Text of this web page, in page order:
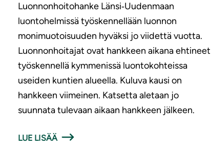
Luonnonhoitohanke Länsi‑Uudenmaan
luontohelmissä työskennellään luonnon
monimuotoisuuden hyväksi jo viidettä vuotta.
Luonnonhoitajat ovat hankkeen aikana ehtineet
työskennellä kymmenissä luontokohteissa
useiden kuntien alueella. Kuluva kausi on
hankkeen viimeinen. Katsetta aletaan jo
suunnata tulevaan aikaan hankkeen jälkeen.
LUE LISÄÄ